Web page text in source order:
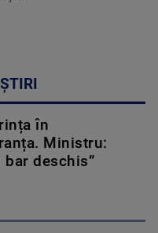
în
Ministru:
bar deschis”